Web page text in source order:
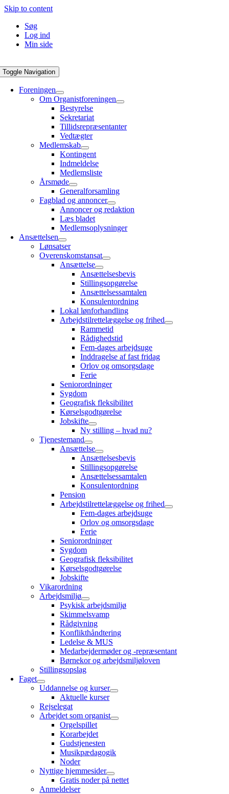
Skip to content
Søg
Log ind
Min side
Toggle Navigation
Foreningen
Om Organistforeningen
Bestyrelse
Sekretariat
Tillidsrepræsentanter
Vedtægter
Medlemskab
Kontingent
Indmeldelse
Medlemsliste
Årsmøde
Generalforsamling
Fagblad og annoncer
Annoncer og redaktion
Læs bladet
Medlemsoplysninger
Ansættelsen
Lønsatser
Overenskomstansat
Ansættelse
Ansættelsesbevis
Stillingsopgørelse
Ansættelsessamtalen
Konsulentordning
Lokal lønforhandling
Arbejdstilrettelæggelse og frihed
Rammetid
Rådighedstid
Fem-dages arbejdsuge
Inddragelse af fast fridag
Orlov og omsorgsdage
Ferie
Seniorordninger
Sygdom
Geografisk fleksibilitet
Kørselsgodtgørelse
Jobskifte
Ny stilling – hvad nu?
Tjenestemand
Ansættelse
Ansættelsesbevis
Stillingsopgørelse
Ansættelsessamtalen
Konsulentordning
Pension
Arbejdstilrettelæggelse og frihed
Fem-dages arbejdsuge
Orlov og omsorgsdage
Ferie
Seniorordninger
Sygdom
Geografisk fleksibilitet
Kørselsgodtgørelse
Jobskifte
Vikarordning
Arbejdsmiljø
Psykisk arbejdsmiljø
Skimmelsvamp
Rådgivning
Konflikthåndtering
Ledelse & MUS
Medarbejdermøder og -repræsentant
Børnekor og arbejdsmiljøloven
Stillingsopslag
Faget
Uddannelse og kurser
Aktuelle kurser
Rejselegat
Arbejdet som organist
Orgelspillet
Korarbejdet
Gudstjenesten
Musikpædagogik
Noder
Nyttige hjemmesider
Gratis noder på nettet
Anmeldelser